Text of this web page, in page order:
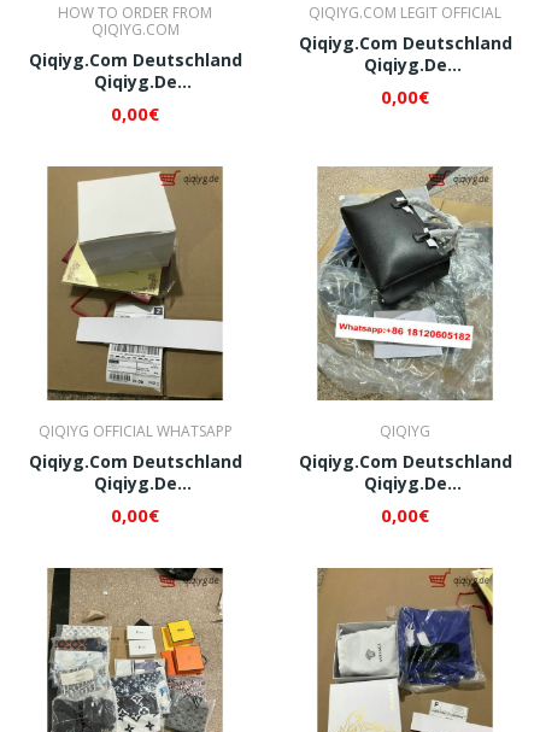
HOW TO ORDER FROM
QIQIYG.COM
Qiqiyg.com Deutschland
Qiqiyg.de
QI001
0,00€
QIQIYG.COM LEGIT OFFICIAL
Qiqiyg.com Deutschland
Qiqiyg.de
QI002
0,00€
QIQIYG OFFICIAL WHATSAPP
Qiqiyg.com Deutschland
Qiqiyg.de
QI003
0,00€
QIQIYG
Qiqiyg.com Deutschland
Qiqiyg.de
QI004
0,00€